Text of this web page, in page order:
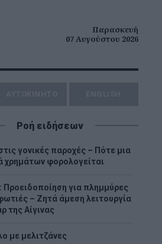
Παρασκευή
07 Αυγούστου 2026
Ροή ειδήσεων
γονικές παροχές – Πότε μια
χρημάτων φορολογείται
Προειδοποίηση για πλημμύρες
– Ζητά άμεση λειτουργία
της Αίγινας
με μελιτζάνες